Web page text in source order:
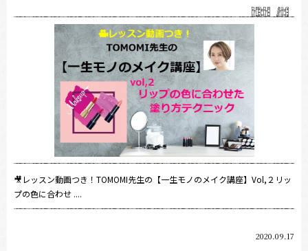
🎥レッスン動画つき！TOMOMI先生の【一生モノのメイク講座】Vol,２リッ
プの色に合わせ ....
2020.09.17